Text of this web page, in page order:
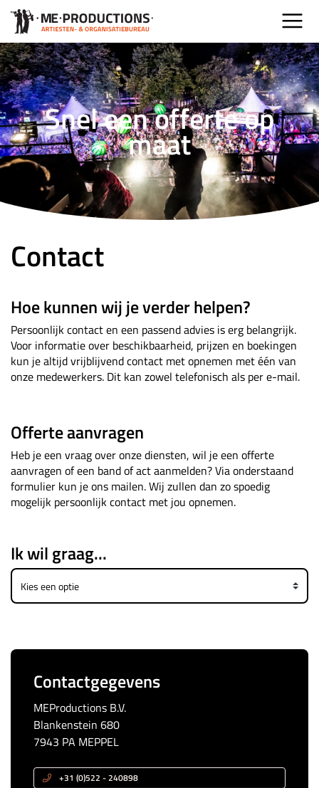
Snel een offerte op
maat
Contact
Hoe kunnen wij je verder helpen?
Persoonlijk contact en een passend advies is erg belangrijk.
Voor informatie over beschikbaarheid, prijzen en boekingen
kun je altijd vrijblijvend contact met opnemen met één van
onze medewerkers. Dit kan zowel telefonisch als per e-mail.
Offerte aanvragen
Heb je een vraag over onze diensten, wil je een offerte
aanvragen of een band of act aanmelden? Via onderstaand
formulier kun je ons mailen. Wij zullen dan zo spoedig
mogelijk persoonlijk contact met jou opnemen.
Ik wil graag...
Contactgegevens
MEProductions B.V.
Blankenstein 680
7943 PA MEPPEL
+31 (0)522 - 240898